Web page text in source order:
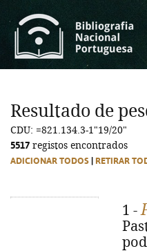
Resultado de
CDU: =821.134.3-1"19/20"
5517 registos encontrados
ADICIONAR TODOS RETIRAR
1 -